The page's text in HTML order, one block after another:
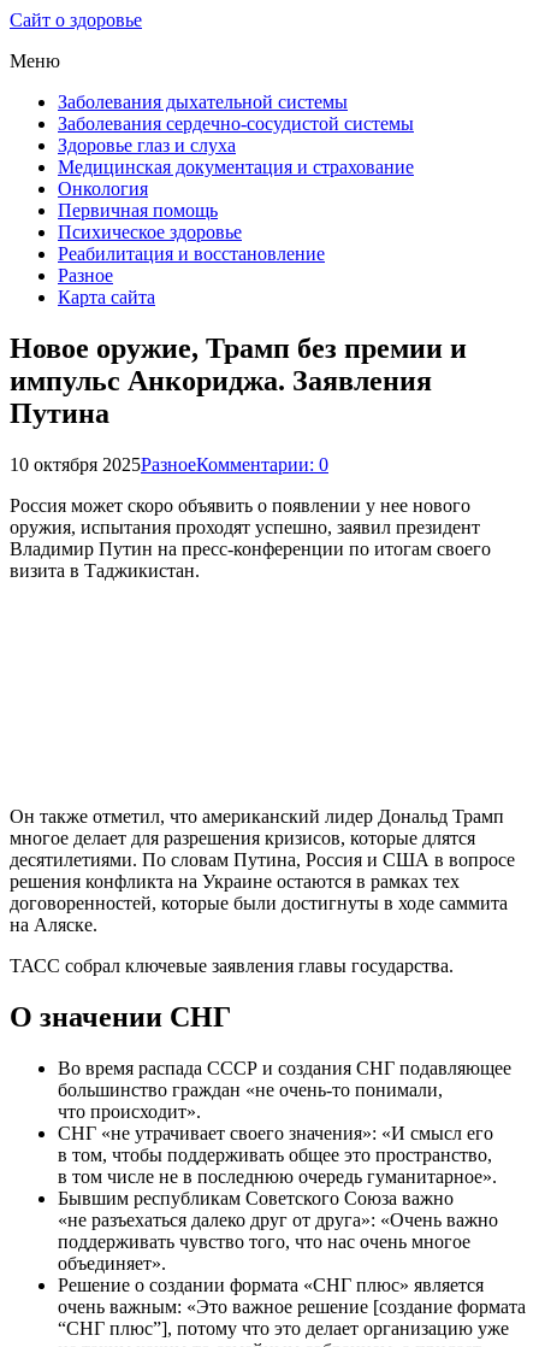
Сайт о здоровье
Меню
Заболевания дыхательной системы
Заболевания сердечно-сосудистой системы
Здоровье глаз и слуха
Медицинская документация и страхование
Онкология
Первичная помощь
Психическое здоровье
Реабилитация и восстановление
Разное
Карта сайта
Новое оружие, Трамп без премии и
импульс Анкориджа. Заявления
Путина
10 октября 2025РазноеКомментарии: 0
Россия может скоро объявить о появлении у нее нового
оружия, испытания проходят успешно, заявил президент
Владимир Путин на пресс-конференции по итогам своего
визита в Таджикистан.
Он также отметил, что американский лидер Дональд Трамп
многое делает для разрешения кризисов, которые длятся
десятилетиями. По словам Путина, Россия и США в вопросе
решения конфликта на Украине остаются в рамках тех
договоренностей, которые были достигнуты в ходе саммита
на Аляске.
ТАСС собрал ключевые заявления главы государства.
О значении СНГ
Во время распада СССР и создания СНГ подавляющее
большинство граждан «не очень-то понимали,
что происходит».
СНГ «не утрачивает своего значения»: «И смысл его
в том, чтобы поддерживать общее это пространство,
в том числе не в последнюю очередь гуманитарное».
Бывшим республикам Советского Союза важно
«не разъехаться далеко друг от друга»: «Очень важно
поддерживать чувство того, что нас очень многое
объединяет».
Решение о создании формата «СНГ плюс» является
очень важным: «Это важное решение [создание формата
“СНГ плюс”], потому что это делает организацию уже